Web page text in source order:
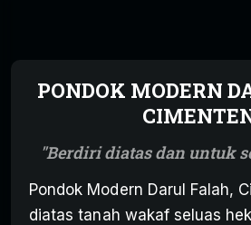
PONDOK MODERN
Berdiri diatas dan untuk
Pondok Modern Darul Falah,
diatas tanah wakaf seluas